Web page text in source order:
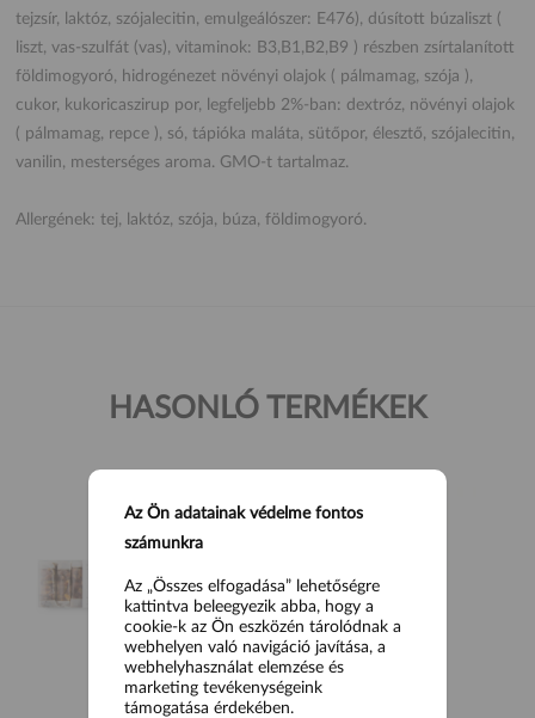
tejzsír, laktóz, szójalecitin, emulgeálószer: E476), dúsított búzaliszt (
liszt, vas-szulfát (vas), vitaminok: B3,B1,B2,B9 ) részben zsírtalanított
földimogyoró, hidrogénezet növényi olajok ( pálmamag, szója ),
cukor, kukoricaszirup por, legfeljebb 2%-ban: dextróz, növényi olajok
( pálmamag, repce ), só, tápióka maláta, sütőpor, élesztő, szójalecitin,
vanilin, mesterséges aroma. GMO-t tartalmaz.
Allergének: tej, laktóz, szója, búza, földimogyoró.
HASONLÓ TERMÉKEK
Az Ön adatainak védelme fontos
számunkra
Az „Összes elfogadása” lehetőségre
kattintva beleegyezik abba, hogy a
cookie-k az Ön eszközén tárolódnak a
webhelyen való navigáció javítása, a
webhelyhasználat elemzése és
marketing tevékenységeink
támogatása érdekében.